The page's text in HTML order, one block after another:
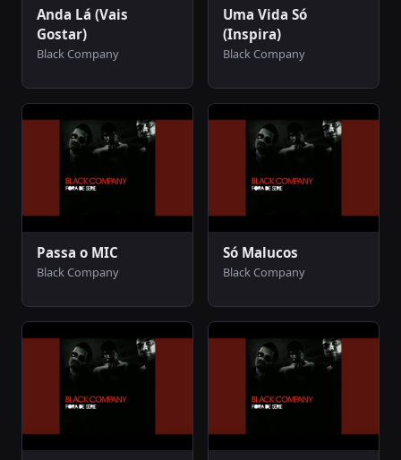
Anda Lá (Vais
Gostar)
Black Company
Uma Vida Só
(Inspira)
Black Company
Passa o MIC
Black Company
Só Malucos
Black Company